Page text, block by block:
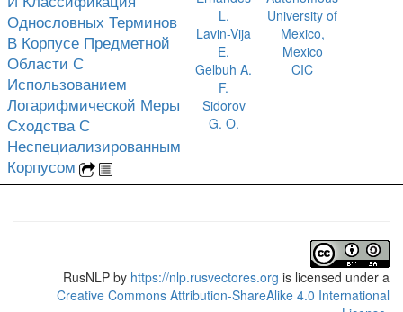
Однословных Терминов
В Корпусе Предметной
Области С
Использованием
Логарифмической Меры
Сходства С
Неспециализированным
Корпусом
L.
Lavin-Vija
E.
Gelbuh A.
F.
Sidorov
G. O.
University of
Mexico,
Mexico
CIC
RusNLP by https://nlp.rusvectores.org is licensed under a
Creative Commons Attribution-ShareAlike 4.0 International